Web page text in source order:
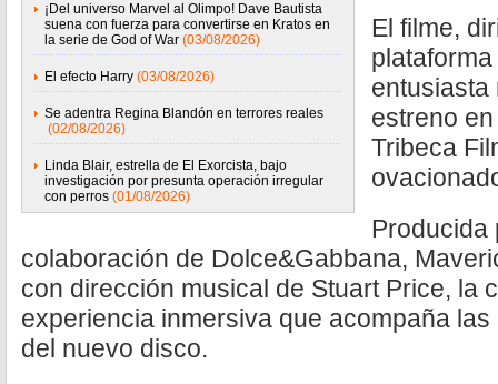
¡Del universo Marvel al Olimpo! Dave Bautista
suena con fuerza para convertirse en Kratos en
la serie de God of War (03/08/2026)
El efecto Harry (03/08/2026)
Se adentra Regina Blandón en terrores reales
(02/08/2026)
Linda Blair, estrella de El Exorcista, bajo
investigación por presunta operación irregular
con perros (01/08/2026)
El filme,
entusiasta
estreno
Tribeca
Producida
colaboración de Dolce&Gabbana,
con dirección musical de Stuart Price, la
experiencia inmersiva que acompaña
del nuevo disco.